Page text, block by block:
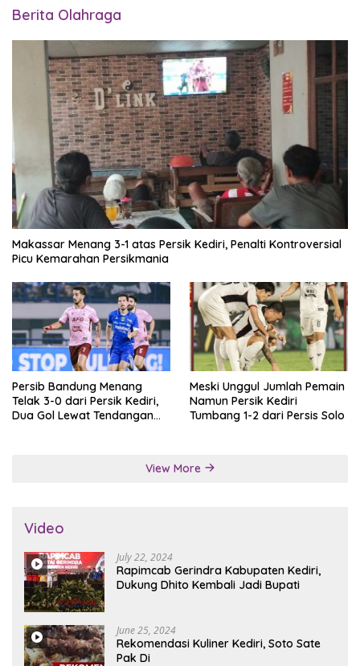
Berita Olahraga
Makassar Menang 3-1 atas Persik Kediri, Penalti Kontroversial
Picu Kemarahan Persikmania
Persib Bandung Menang
Telak 3-0 dari Persik Kediri,
Dua Gol Lewat Tendangan
Meski Unggul Jumlah Pemain
Namun Persik Kediri
Tumbang 1-2 dari Persis Solo
View More
Video
July 22, 2024
Rapimcab Gerindra Kabupaten Kediri,
Dukung Dhito Kembali Jadi Bupati
June 25, 2024
Rekomendasi Kuliner Kediri, Soto Sate
Pak Di